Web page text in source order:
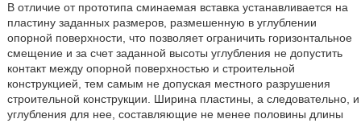
В отличие от прототипа сминаемая вставка устанавливается на
пластину заданных размеров, размешенную в углублении
опорной поверхности, что позволяет ограничить горизонтальное
смещение и за счет заданной высоты углубления не допустить
контакт между опорной поверхностью и строительной
конструкцией, тем самым не допуская местного разрушения
строительной конструкции. Ширина пластины, а следовательно, и
углубления для нее, составляющие не менее половины длины